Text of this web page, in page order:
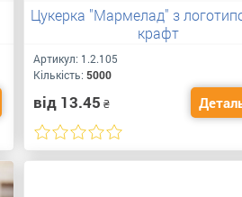
Цукерка "Мармелад" з
крафт
Артикул: 1.2.105
Кількість:5000
від 13.45 ₴